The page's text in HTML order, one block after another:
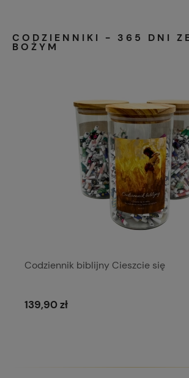
CODZIENNIKI - 365 DNI
BOŻYM
Codziennik biblijny Cieszcie się
139,90 zł